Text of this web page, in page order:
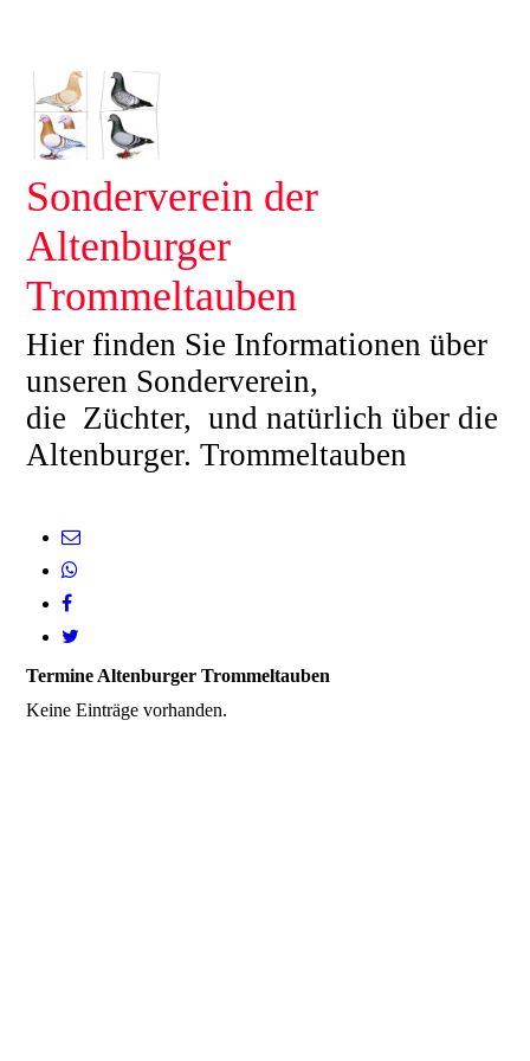
Sonderverein der
Altenburger
Trommeltauben
Hier finden Sie Informationen über
unseren Sonderverein,
die Züchter, und natürlich über die
Altenburger. Trommeltauben
Termine Altenburger Trommeltauben
Keine Einträge vorhanden.